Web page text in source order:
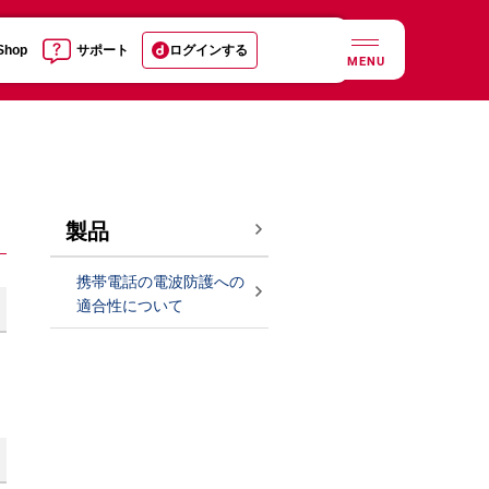
サポート ログインする
MENU
製品
携帯電話の電波防護への
適合性について